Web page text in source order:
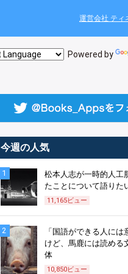
運営会社 ティ
Powered by
今週の人気
1
松本人志が一時的人工
たことについて語りた
11,165ビュー
2
「国語ができる人には
けど、馬鹿には読める
体
10,850ビュー